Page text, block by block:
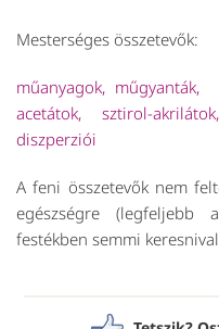
Mesterséges összetevők:
műanyagok, műgyanták,
acetátok, sztirol-
diszperziói
A feni összetevők nem
egészségre (legfeljebb
festékben semmi